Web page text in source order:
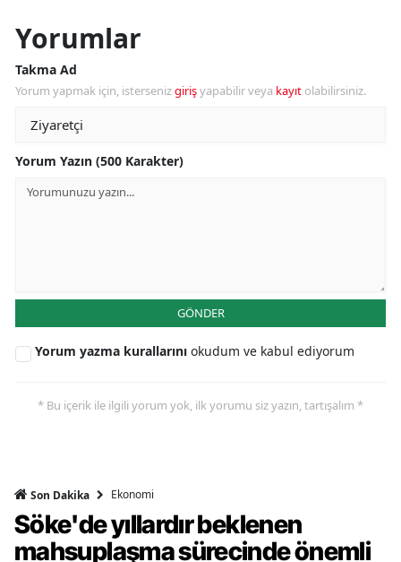
Yorumlar
Takma Ad
Yorum yapmak için, istersenizgirişyapabilir veya kayıt olabilirsiniz.
Yorum Yazın (500 Karakter)
GÖNDER
Yorum yazma kurallarını okudum ve kabul ediyorum
* Bu içerik ile ilgili yorum yok, ilk yorumu siz yazın, tartışalım *
Son Dakika Ekonomi
Söke'de yıllardır beklenen
mahsuplaşma sürecinde önemli